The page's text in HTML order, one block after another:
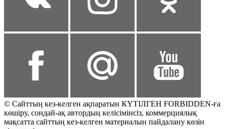
© Сайттың кез-келген ақпаратын КҮТІЛГЕН FORBIDDEN-ға
көшіру, сондай-ақ автордың келісімінсіз, коммерциялық
мақсатта сайттың кез-келген материалын пайдалану көзін